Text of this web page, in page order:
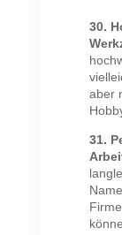
30.
aber
31.